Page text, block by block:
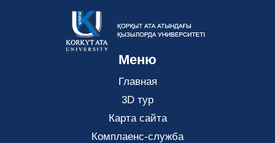
Меню
Главная
3D тур
Карта сайта
Комплаенс-служба